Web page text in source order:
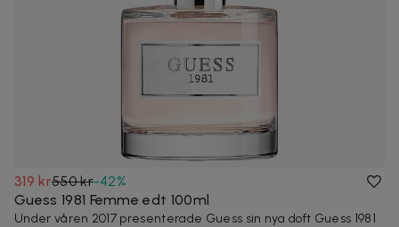
319 kr550 kr-42%
Guess 1981 Femme edt 100ml
Under våren 2017 presenterade Guess sin nya doft Guess 1981